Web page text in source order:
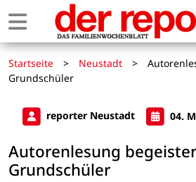
Startseite > Neustadt >
Grundschüler
reporter Neustadt 04.
Autorenlesung
Grundschüler